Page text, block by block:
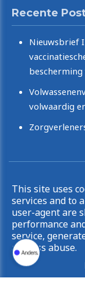
Recente
Nieuwsbrief
volwaardig
Privacy &
This site uses
services and to
user-agent are
performance
service,
address abuse.